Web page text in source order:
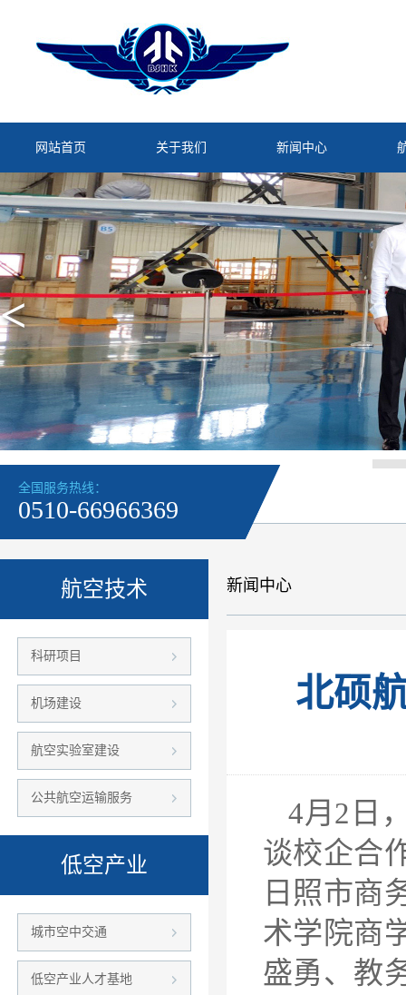
网站首页 关于我们 新闻中心
<
全国服务热线：
0510-66966369
航空技术
科研项目
机场建设
航空实验室建设
公共航空运输服务
低空产业
城市空中交通
低空产业人才基地
新闻中心
北硕
4月2日
谈校企合
日照市商
术学院商
盛勇、教